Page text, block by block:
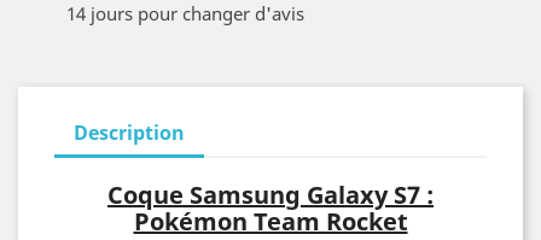
14 jours pour changer d'avis
Description
Coque Samsung Galaxy S7 :
Pokémon Team Rocket